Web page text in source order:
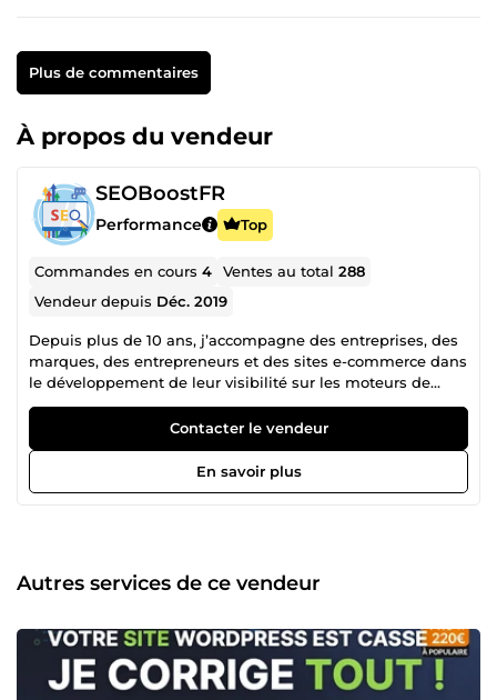
Plus de commentaires
À propos du vendeur
SEOBoostFR
Performance Top
Commandes en cours4 Ventes au total288
Vendeur depuis Déc. 2019
Depuis plus de 10 ans, j’accompagne des entreprises, des
marques, des entrepreneurs et des sites e-commerce dans
le développement de leur visibilité sur les moteurs de
recherche. Spécialisé dans le référencement naturel (SEO)
et la création de backlinks français de qualité, j’aide mes
clients à renforcer l’autorité de leur site, améliorer leur
positionnement et attirer un trafic plus qualifié depuis
Google, Bing, Yahoo et les autres moteurs de recherche.
rédaction optimisée ✅ Création de backlinks français
thématiques et contextualisés ✅ Développement de
indicateurs SEO : Trust Flow, Domain Authority et Domain
Rating ✅ Mise en place de stratégies de netlinking
adaptées à votre secteur d’activité Chaque projet bénéficie
Contacter le vendeur
En savoir plus
Autres services de ce vendeur